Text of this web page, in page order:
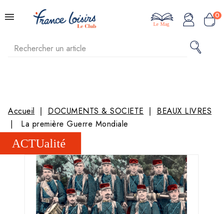
0
Le Mag
Accueil DOCUMENTS & SOCIETE
BEAUX LIVRES
La première Guerre Mondiale